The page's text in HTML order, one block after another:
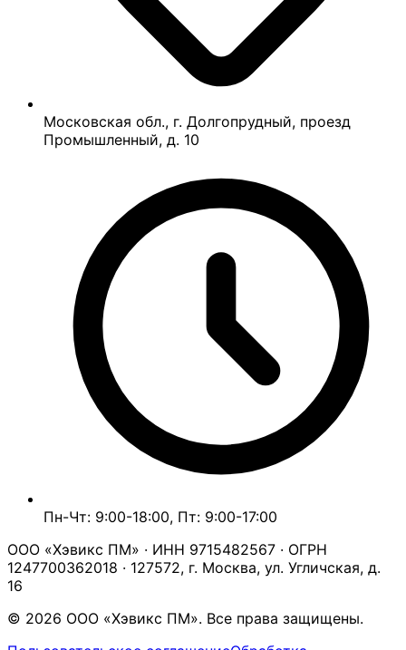
Московская обл., г. Долгопрудный, проезд
Промышленный, д. 10
Пн-Чт: 9:00-18:00, Пт: 9:00-17:00
ООО «Хэвикс ПМ» · ИНН 9715482567 · ОГРН
1247700362018 · 127572, г. Москва, ул. Угличская, д.
16
© 2026 ООО «Хэвикс ПМ». Все права защищены.